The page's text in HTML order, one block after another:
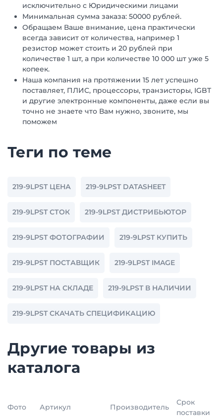
исключительно с Юридическими лицами
Минимальная сумма заказа: 50000 рублей.
Обращаем Ваше внимание, цена практически
всегда зависит от количества, например 1
резистор может стоить и 20 рублей при
количестве 1 шт, а при количестве 10 000 шт уже 5
копеек.
Наша компания на протяжении 15 лет успешно
поставляет, ПЛИС, процессоры, транзисторы, IGBT
и другие электронные компоненты, даже если вы
точно не знаете что Вам нужно, звоните, мы
поможем
Теги по теме
219-9LPST ЦЕНА 219-9LPST DATASHEET
219-9LPST СТОК 219-9LPST ДИСТРИБЬЮТОР
219-9LPST ФОТОГРАФИИ 219-9LPST КУПИТЬ
219-9LPST ПОСТАВЩИК 219-9LPST IMAGE
219-9LPST НА СКЛАДЕ 219-9LPST В НАЛИЧИИ
219-9LPST СКАЧАТЬ СПЕЦИФИКАЦИЮ
Другие товары из
каталога
Фото Артикул Производитель
Срок
поставки